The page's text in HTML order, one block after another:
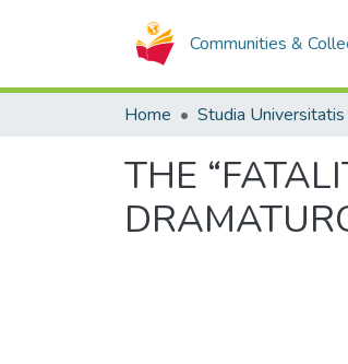
Communities &
Home
THE